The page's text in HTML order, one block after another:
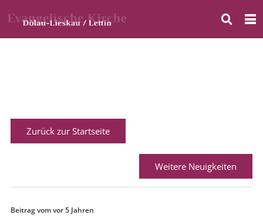
Zurück zur Startseite
Weitere Neuigkeiten
Beitrag vomvor 5 Jahren